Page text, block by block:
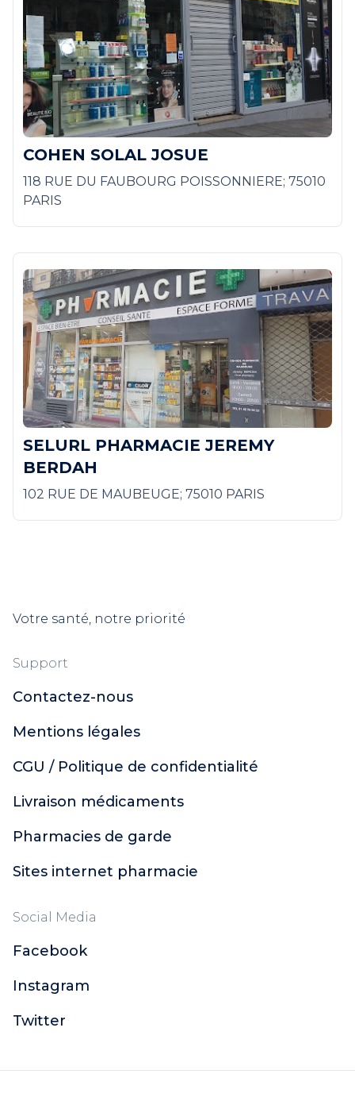
COHEN SOLAL JOSUE
118 RUE DU FAUBOURG POISSONNIERE; 75010
PARIS
SELURL PHARMACIE JEREMY
BERDAH
102 RUE DE MAUBEUGE; 75010 PARIS
Votre santé, notre priorité
Support
Contactez-nous
Mentions légales
CGU / Politique de confidentialité
Livraison médicaments
Pharmacies de garde
Sites internet pharmacie
Social Media
Facebook
Instagram
Twitter